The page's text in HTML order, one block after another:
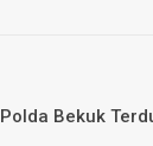
Polda Bekuk